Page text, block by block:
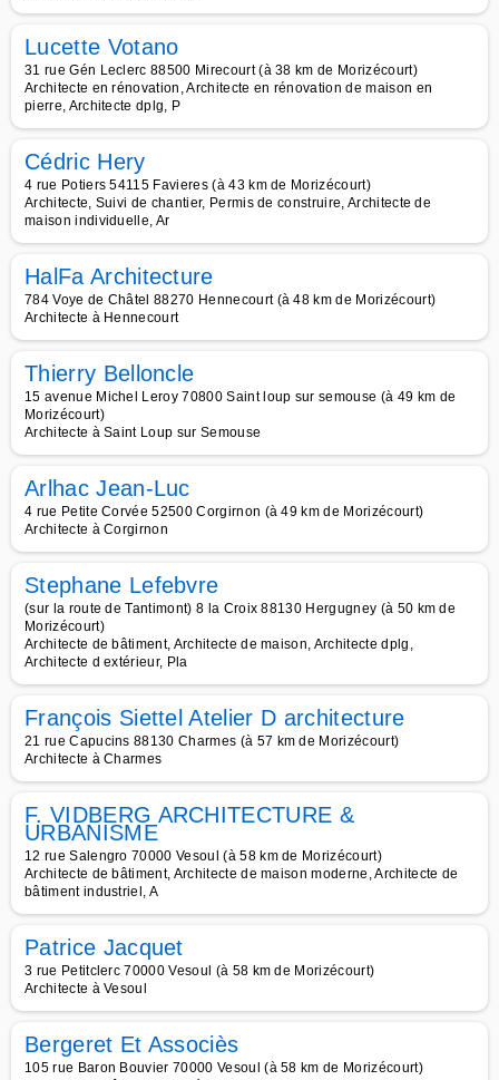
Lucette Votano
31 rue Gén Leclerc 88500 Mirecourt (à 38 km de Morizécourt)
Architecte en rénovation, Architecte en rénovation de maison en
pierre, Architecte dplg, P
Cédric Hery
4 rue Potiers 54115 Favieres (à 43 km de Morizécourt)
Architecte, Suivi de chantier, Permis de construire, Architecte de
maison individuelle, Ar
HalFa Architecture
784 Voye de Châtel 88270 Hennecourt (à 48 km de Morizécourt)
Architecte à Hennecourt
Thierry Belloncle
15 avenue Michel Leroy 70800 Saint loup sur semouse (à 49 km de
Morizécourt)
Architecte à Saint Loup sur Semouse
Arlhac Jean-Luc
4 rue Petite Corvée 52500 Corgirnon (à 49 km de Morizécourt)
Architecte à Corgirnon
Stephane Lefebvre
(sur la route de Tantimont) 8 la Croix 88130 Hergugney (à 50 km de
Morizécourt)
Architecte de bâtiment, Architecte de maison, Architecte dplg,
Architecte d extérieur, Pla
François Siettel Atelier D architecture
21 rue Capucins 88130 Charmes (à 57 km de Morizécourt)
Architecte à Charmes
F. VIDBERG ARCHITECTURE &
URBANISME
12 rue Salengro 70000 Vesoul (à 58 km de Morizécourt)
Architecte de bâtiment, Architecte de maison moderne, Architecte de
bâtiment industriel, A
Patrice Jacquet
3 rue Petitclerc 70000 Vesoul (à 58 km de Morizécourt)
Architecte à Vesoul
Bergeret Et Associès
105 rue Baron Bouvier 70000 Vesoul (à 58 km de Morizécourt)